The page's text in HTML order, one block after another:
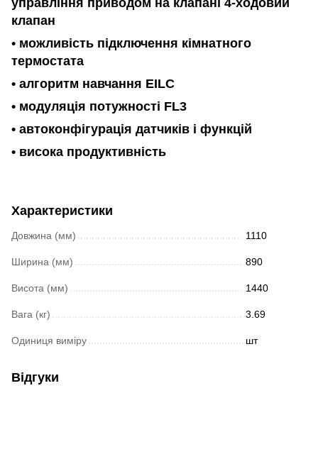
клапан
• можливість підключення кімнатного
термостата
• алгоритм навчання EILC
• модуляція потужності FL3
• автоконфігурація датчиків і функцій
• висока продуктивність
Характеристики
Довжина (мм) 1110
Ширина (мм) 890
Висота (мм) 1440
Вага (кг) 3.69
Одиниця виміру шт
Відгуки